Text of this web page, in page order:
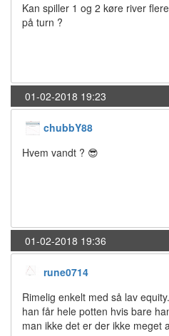
Kan spiller 1 og 2 køre river
på turn ?
01-02-2018 19:23
chubbY88
Hvem vandt ? 😎
01-02-2018 19:36
rune0714
Rimelig enkelt med så lav
han får hele potten hvis bare
man ikke det er der ikke meget